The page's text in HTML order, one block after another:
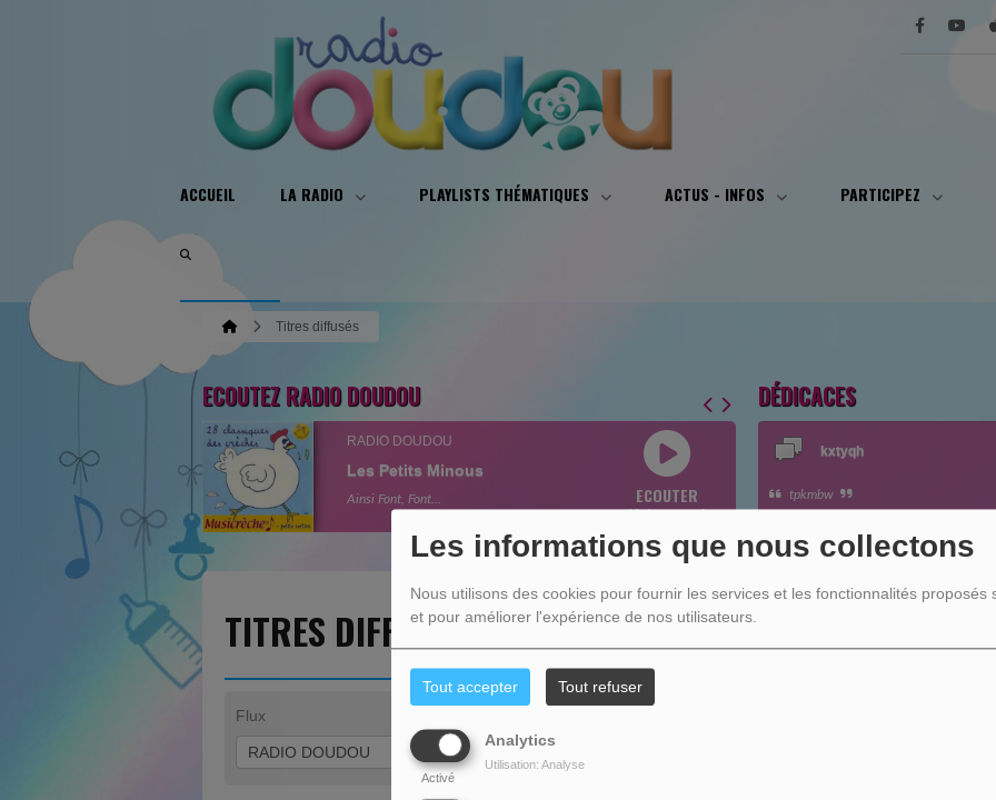
Les informations que nous collectons
Nous utilisons des cookies pour fournir les services et les fonctionnalités proposés
et pour améliorer l'expérience de nos utilisateurs.
Tout accepter Tout refuser
Analytics
Activé
Utilisation: Analyse
ACCUEIL LA RADIO PLAYLISTS THÉMATIQUES ACTUS - INFOS PARTICIPEZ
Titres diffusés
ECOUTEZ RADIO DOUDOU
ECOUTER
Maintenant !
RADIO DOUDOU
Les Petits Minous
Ainsi Font, Font...
DÉDICACES
kxtyqh
tpkmbw
TITRES DIFFUSÉS
Flux